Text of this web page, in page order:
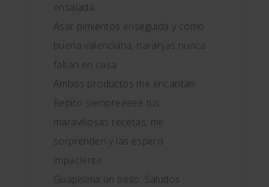
ensalada.
Asar pimientos enseguida y como
buena valenciana, naranjas nunca
faltan en casa.
Ambos productos me encantan.
Repito siempreeeee tus
maravillosas recetas, me
sorprenden y las espero
impaciente.
Guapisima un beso. Saludos